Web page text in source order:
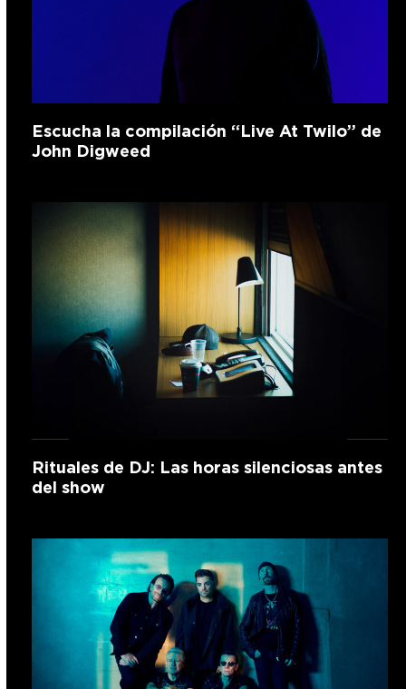
Escucha la compilación “Live At Twilo” de
John Digweed
Rituales de DJ: Las horas silenciosas antes
del show